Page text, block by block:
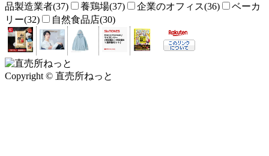
品製造業者(37)
養鶏場(37) 企業のオフィス(36)
ベーカ
リー(32)
自然食品店(30)
Copyright © 直売所ねっと